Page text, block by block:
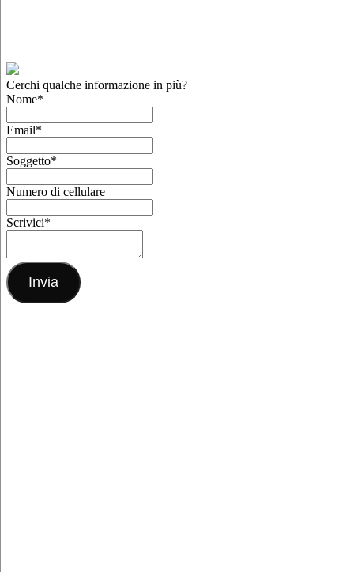
Cerchi qualche informazione in più?
Nome*
Email*
Soggetto*
Numero di cellulare
Scrivici*
Invia